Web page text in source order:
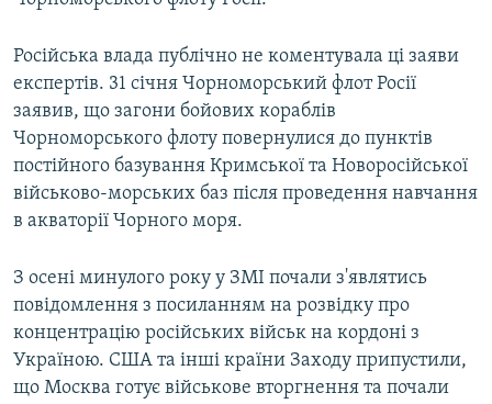
Російська влада публічно не коментувала ці заяви
експертів. 31 січня Чорноморський флот Росії
заявив, що загони бойових кораблів
Чорноморського флоту повернулися до пунктів
постійного базування Кримської та Новоросійської
військово-морських баз після проведення навчання
в акваторії Чорного моря.
З осені минулого року у ЗМІ почали з'являтись
повідомлення з посиланням на розвідку про
концентрацію російських військ на кордоні з
Україною. США та інші країни Заходу припустили,
що Москва готує військове вторгнення та почали